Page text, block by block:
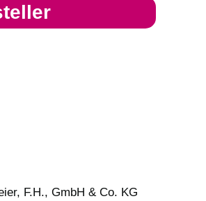
F.H., GmbH & Co. KG